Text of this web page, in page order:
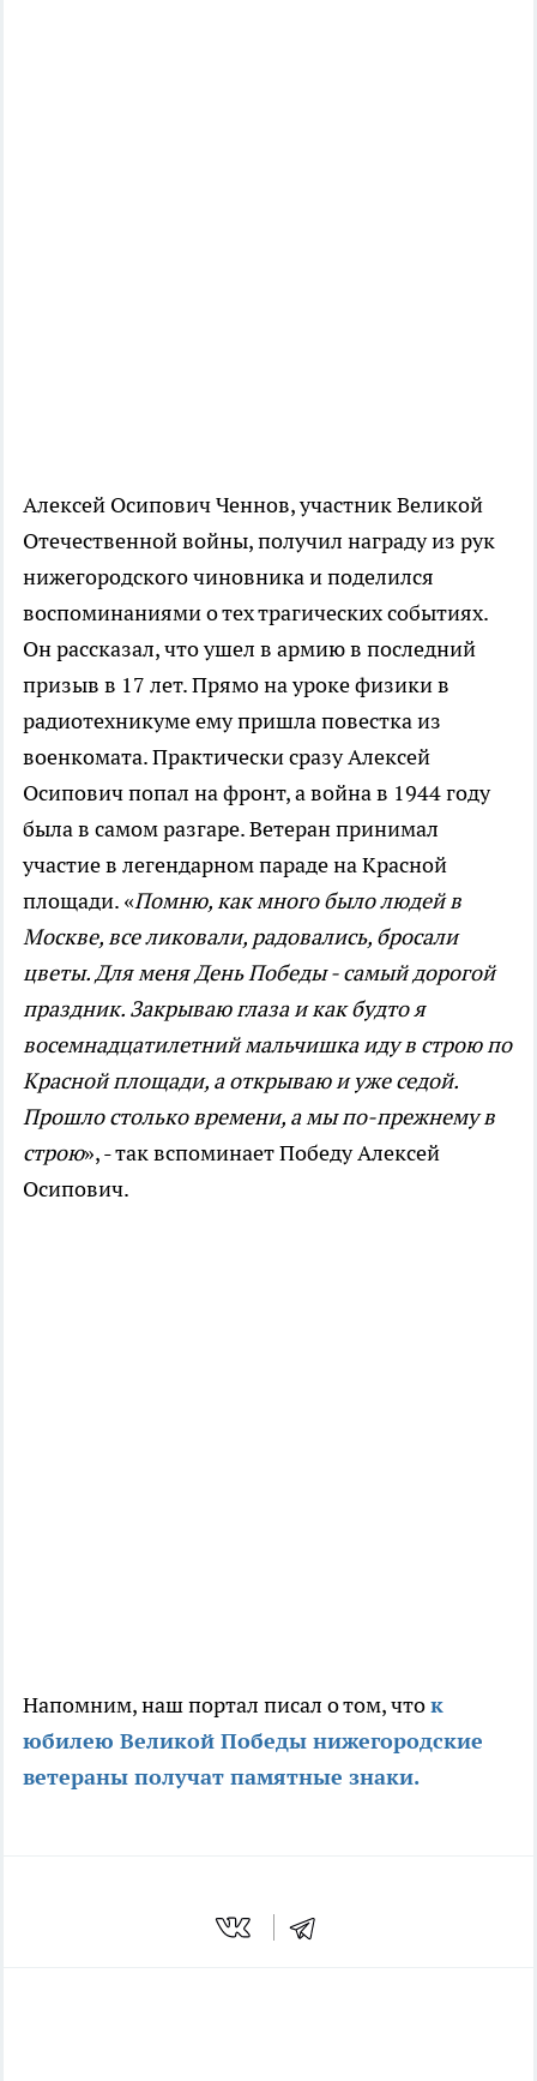
Алексей Осипович Ченнов, участник Великой
Отечественной войны, получил награду из рук
нижегородского чиновника и поделился
воспоминаниями о тех трагических событиях.
Он рассказал, что ушел в армию в последний
призыв в 17 лет. Прямо на уроке физики в
радиотехникуме ему пришла повестка из
военкомата. Практически сразу Алексей
Осипович попал на фронт, а война в 1944 году
была в самом разгаре. Ветеран принимал
участие в легендарном параде на Красной
площади. «Помню, как много было людей в
Москве, все ликовали, радовались, бросали
цветы. Для меня День Победы - самый дорогой
праздник. Закрываю глаза и как будто я
восемнадцатилетний мальчишка иду в строю по
Красной площади, а открываю и уже седой.
Прошло столько времени, а мы по-прежнему в
строю», - так вспоминает Победу Алексей
Осипович.
Напомним, наш портал писал о том, чток
юбилею Великой Победы нижегородские
ветераны получат памятные знаки.